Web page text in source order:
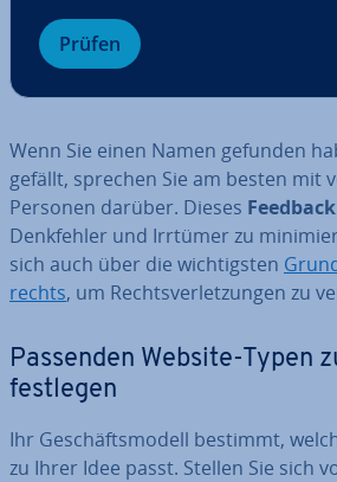
Prüfen
Wenn Sie einen Namen gefunden
gefällt, sprechen Sie am besten mit
Personen darüber. Dieses Feedback
Denk­feh­ler und Irrtümer zu
sich auch über die wich­tigs­ten
rechts, um Rechts­ver­let­zun­gen zu
Passenden Website-Typen
festlegen
Ihr Ge­schäfts­mo­dell bestimmt,
zu Ihrer Idee passt. Stellen Sie sich